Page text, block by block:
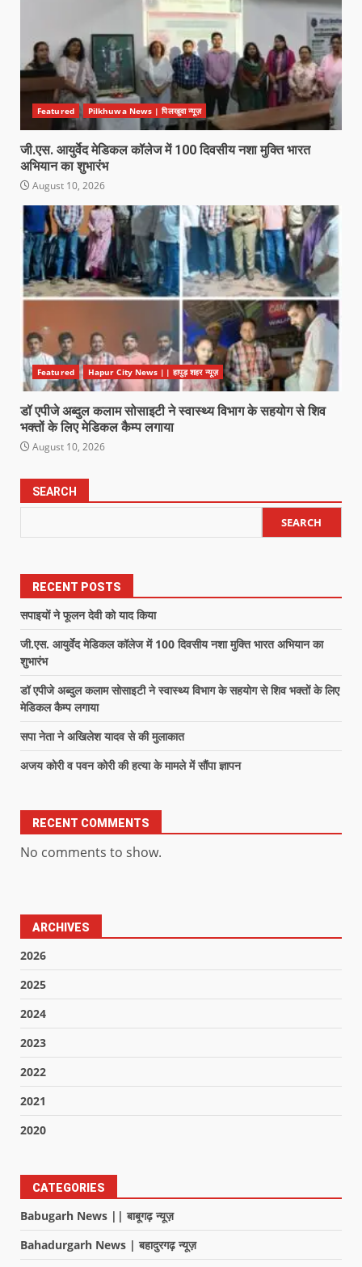
Featured Pilkhuwa News | पिलखुवा न्यूज़
जी.एस. आयुर्वेद मेडिकल कॉलेज में 100 दिवसीय नशा मुक्ति भारत
अभियान का शुभारंभ
August 10, 2026
Featured Hapur City News || हापुड़ शहर न्यूज़
डॉ एपीजे अब्दुल कलाम सोसाइटी ने स्वास्थ्य विभाग के सहयोग से शिव
भक्तों के लिए मेडिकल कैम्प लगाया
August 10, 2026
SEARCH
SEARCH
RECENT POSTS
सपाइयों ने फूलन देवी को याद किया
जी.एस. आयुर्वेद मेडिकल कॉलेज में 100 दिवसीय नशा मुक्ति भारत अभियान का
शुभारंभ
डॉ एपीजे अब्दुल कलाम सोसाइटी ने स्वास्थ्य विभाग के सहयोग से शिव भक्तों के लिए
मेडिकल कैम्प लगाया
सपा नेता ने अखिलेश यादव से की मुलाकात
अजय कोरी व पवन कोरी की हत्या के मामले में सौंपा ज्ञापन
RECENT COMMENTS
No comments to show.
ARCHIVES
2026
2025
2024
2023
2022
2021
2020
CATEGORIES
Babugarh News || बाबूगढ़ न्यूज़
Bahadurgarh News | बहादुरगढ़ न्यूज़